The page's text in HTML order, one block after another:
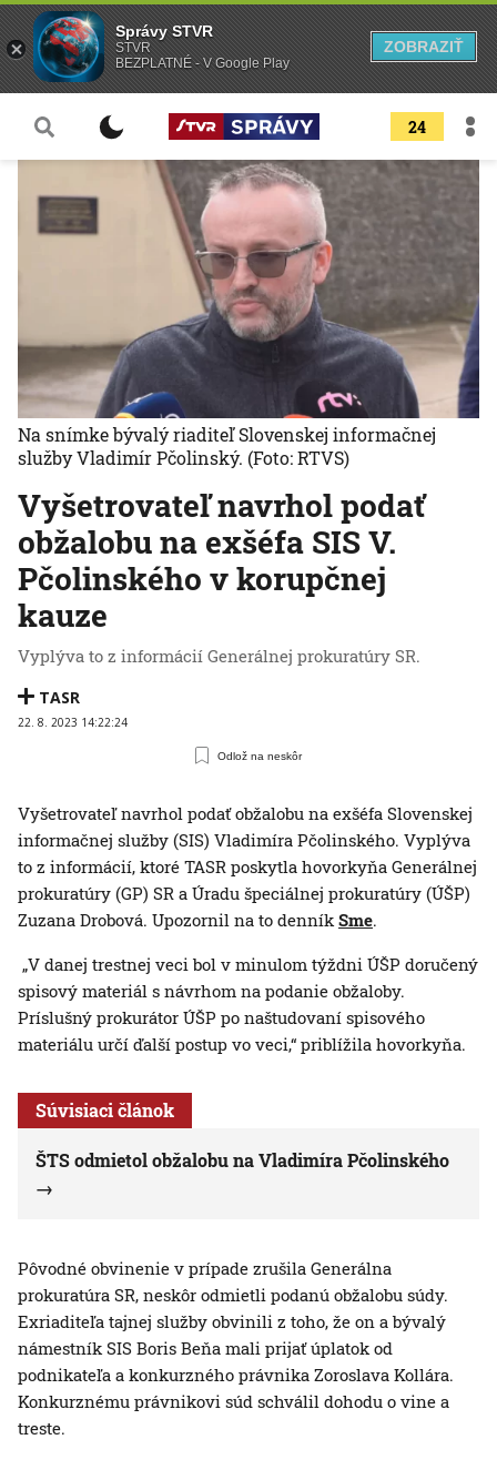
24
Vyšetrovateľ navrhol podať
obžalobu na exšéfa SIS V.
Pčolinského v korupčnej
kauze
Vyplýva to z informácií Generálnej prokuratúry SR.
TASR
22. 8. 2023 14:22:24
Odlož na neskôr
Na snímke bývalý riaditeľ Slovenskej informačnej
služby Vladimír Pčolinský. (Foto: RTVS)
Vyšetrovateľ navrhol podať obžalobu na exšéfa Slovenskej
informačnej služby (SIS) Vladimíra Pčolinského. Vyplýva
to z informácií, ktoré TASR poskytla hovorkyňa Generálnej
prokuratúry (GP) SR a Úradu špeciálnej prokuratúry (ÚŠP)
Zuzana Drobová. Upozornil na to denníkSme.
„V danej trestnej veci bol v minulom týždni ÚŠP doručený
spisový materiál s návrhom na podanie obžaloby.
Príslušný prokurátor ÚŠP po naštudovaní spisového
materiálu určí ďalší postup vo veci,“ priblížila hovorkyňa.
Súvisiaci článok
ŠTS odmietol obžalobu na Vladimíra Pčolinského
Pôvodné obvinenie v prípade zrušila Generálna
prokuratúra SR, neskôr odmietli podanú obžalobu súdy.
Exriaditeľa tajnej služby obvinili z toho, že on a bývalý
námestník SIS Boris Beňa mali prijať úplatok od
podnikateľa a konkurzného právnika Zoroslava Kollára.
Konkurznému právnikovi súd schválil dohodu o vine a
treste.
Správy STVR
STVR
BEZPLATNÉ - V Google Play
ZOBRAZIŤ